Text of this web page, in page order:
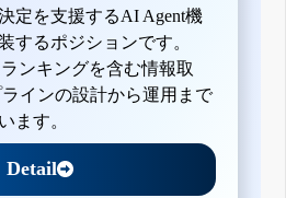
定を支援するAI Agent機
するポジションです。
ンキングを含む情報取
インの設計から運用まで
ます。
Detail